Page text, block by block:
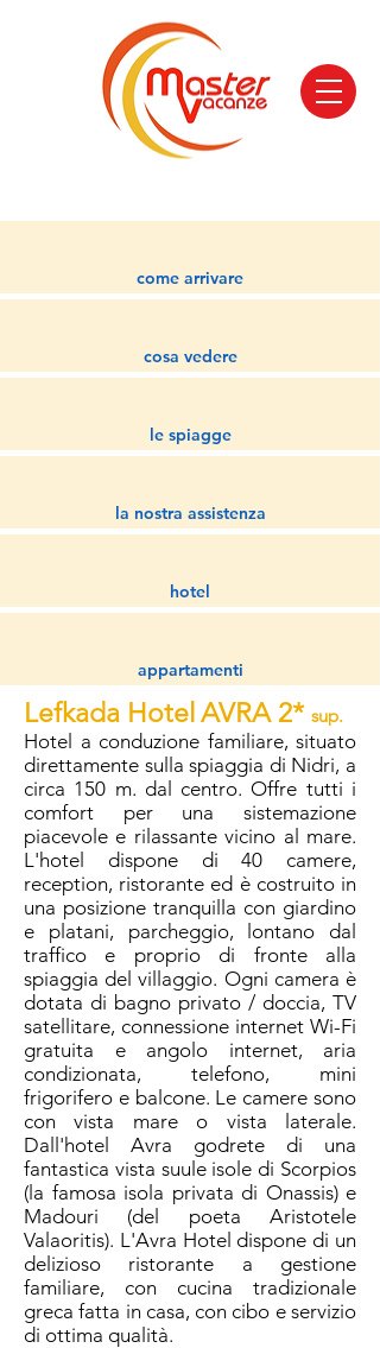
come arrivare
cosa vedere
le spiagge
la nostra assistenza
hotel
appartamenti
Lefkada Hotel AVRA 2* sup.
Hotel a conduzione familiare, situato
direttamente sulla spiaggia di Nidri, a
circa 150 m. dal centro. Offre tutti i
comfort per una sistemazione
piacevole e rilassante vicino al mare.
L'hotel dispone di 40 camere,
reception, ristorante ed è costruito in
una posizione tranquilla con giardino
e platani, parcheggio, lontano dal
traffico e proprio di fronte alla
spiaggia del villaggio. Ogni camera è
dotata di bagno privato / doccia, TV
satellitare, connessione internet Wi-Fi
gratuita e angolo internet, aria
condizionata, telefono, mini
frigorifero e balcone. Le camere sono
con vista mare o vista laterale.
Dall'hotel Avra ​​godrete di una
fantastica vista suule isole di Scorpios
(la famosa isola privata di Onassis) e
Madouri (del poeta Aristotele
Valaoritis). L'Avra Hotel dispone di un
delizioso ristorante a gestione
familiare, con cucina tradizionale
greca fatta in casa, con cibo e servizio
di ottima qualità.